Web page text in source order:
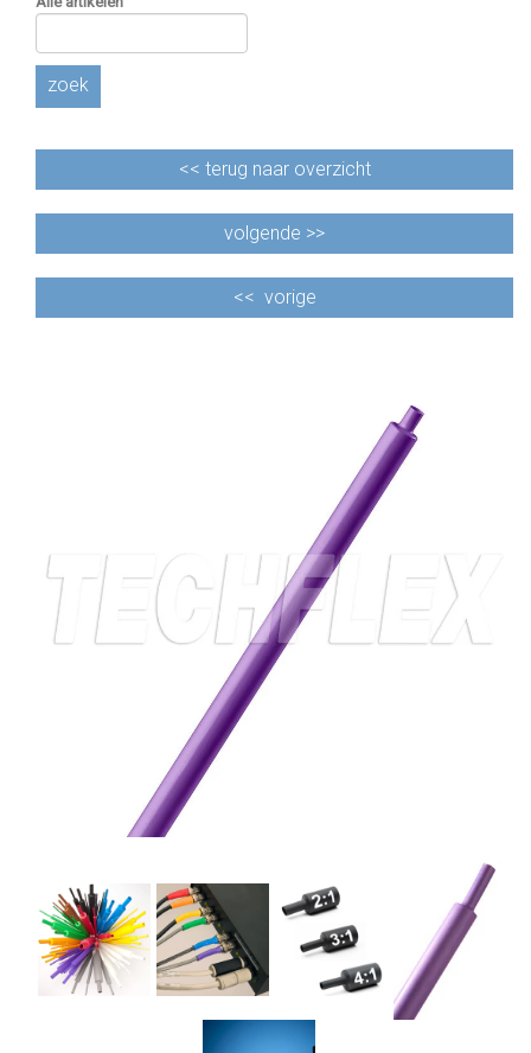
zoek
<< terug naar overzicht
volgende >>
<< vorige